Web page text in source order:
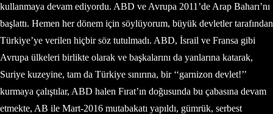
kullanmaya devam ediyordu. ABD ve Avrupa 2011’de Arap Baharı’nı
başlattı. Hemen her dönem için söylüyorum, büyük devletler tarafından
Türkiye’ye verilen hiçbir söz tutulmadı. ABD, İsrail ve Fransa gibi
Avrupa ülkeleri birlikte olarak ve başkalarını da yanlarına katarak,
Suriye kuzeyine, tam da Türkiye sınırına, bir ‘‘garnizon devlet!’’
kurmaya çalıştılar, ABD halen Fırat’ın doğusunda bu çabasına devam
etmekte, AB ile Mart-2016 mutabakatı yapıldı, gümrük, serbest